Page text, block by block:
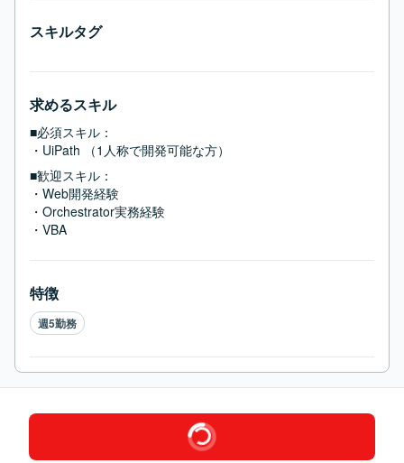
スキルタグ
求めるスキル
■必須スキル：
・UiPath （1人称で開発可能な方）
■歓迎スキル：
・Web開発経験
・Orchestrator実務経験
・VBA
特徴
週5勤務